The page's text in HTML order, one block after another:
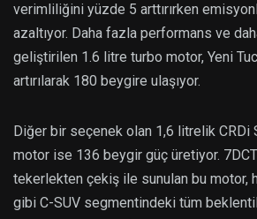
verimliliğini yüzde 5 arttırırken
azaltıyor. Daha fazla performans ve
geliştirilen 1.6 litre turbo motor, Yeni
artırılarak 180 beygire ulaşıyor.
Diğer bir seçenek olan 1,6 litrelik CRDi
motor ise 136 beygir güç üretiyor.
tekerlekten çekiş ile sunulan bu motor,
gibi C-SUV segmentindeki tüm